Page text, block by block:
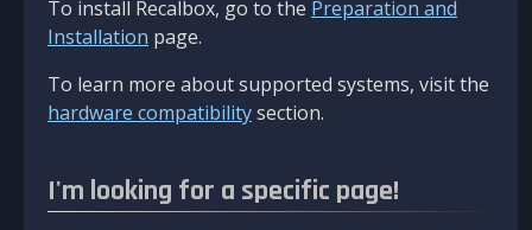
To install Recalbox, go to the Preparation and
Installation page.
To learn more about supported systems, visit the
hardware compatibilitysection.
I'm looking for a specific page!